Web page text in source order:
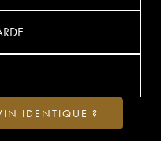
IDENTIQUE ?